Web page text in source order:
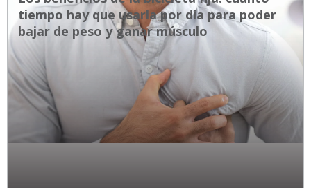
tiempo hay que usarla por día para poder
bajar de peso y ganar músculo